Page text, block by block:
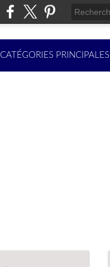
CATÉGORIES PRINCIPALES